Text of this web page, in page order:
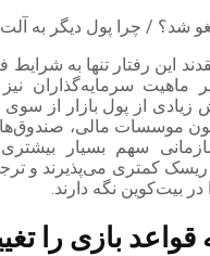
این رفتار تنها به شرایط
ماهیت سرمایه‌گذاران نیز
از پول بازار از سوی
موسسات مالی،
سهم بسیار بیشتری
ریسک کمتری می‌پذیرند و
بیت‌کوین نگه دارند.